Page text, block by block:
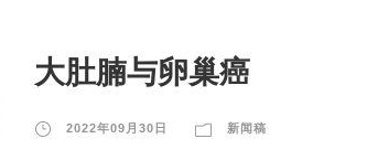
大肚腩与卵巢癌
2022年09月30日 新闻稿